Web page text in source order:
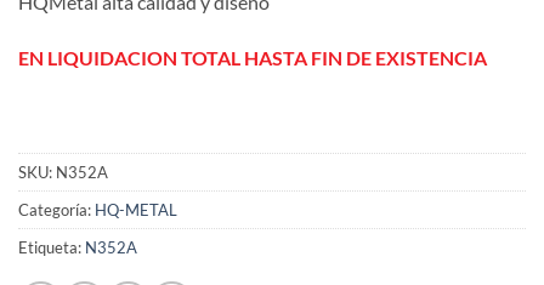
EN LIQUIDACION TOTAL HASTA FIN DE EXISTENCIA
SKU: N352A
Categoría: HQ-METAL
Etiqueta: N352A